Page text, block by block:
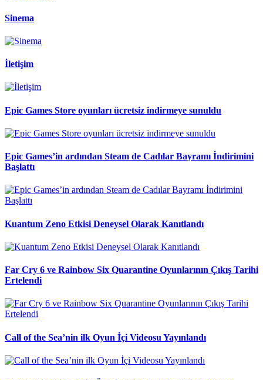
Sinema
İletişim
Epic Games Store oyunları ücretsiz indirmeye sunuldu
Epic Games’in ardından Steam de Cadılar Bayramı İndirimini
Başlattı
Kuantum Zeno Etkisi Deneysel Olarak Kanıtlandı
Far Cry 6 ve Rainbow Six Quarantine Oyunlarının Çıkış Tarihi
Ertelendi
Call of the Sea’nin ilk Oyun İçi Videosu Yayınlandı